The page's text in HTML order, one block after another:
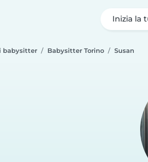
Inizia la
babysitter Babysitter Torino Susan